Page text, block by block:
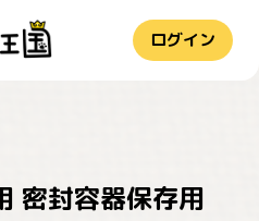
ログイン
密封容器保存用